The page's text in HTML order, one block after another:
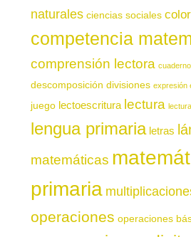
naturales ciencias sociales
competencia
comprensión lectora
descomposición divisiones expresión
juego lectoescritura lectura
lengua primaria letras
matemáticas
primaria
operaciones operaciones